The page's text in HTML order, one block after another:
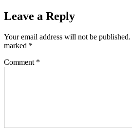
Leave a Reply
Your email address will not be published.
marked *
Comment *